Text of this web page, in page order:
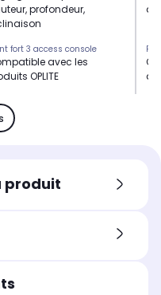
profondeur,
fort 3 access console
avec les
OPLITE
produit